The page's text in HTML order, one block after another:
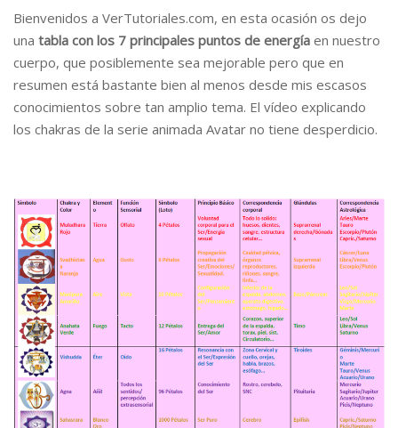
Bienvenidos a VerTutoriales.com, en esta ocasión os dejo
una tabla con los 7 principales puntos de energía en nuestro
cuerpo, que posiblemente sea mejorable pero que en
resumen está bastante bien al menos desde mis escasos
conocimientos sobre tan amplio tema. El vídeo explicando
los chakras de la serie animada Avatar no tiene desperdicio.